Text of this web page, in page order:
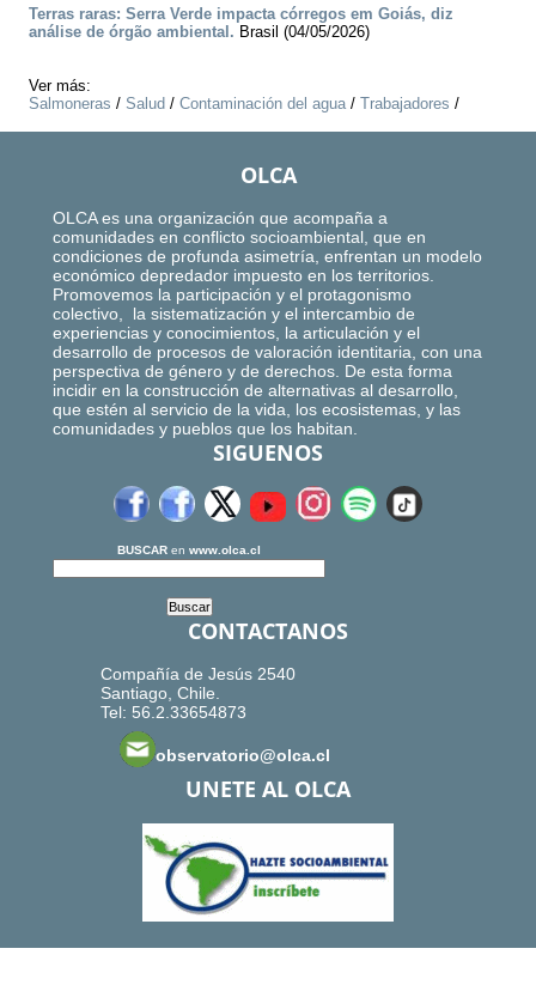
Terras raras: Serra Verde impacta córregos em Goiás, diz
análise de órgão ambiental. Brasil (04/05/2026)
Ver más:
Salmoneras / Salud / Contaminación del agua/ Trabajadores /
OLCA
OLCA es una organización que acompaña a
comunidades en conflicto socioambiental, que en
condiciones de profunda asimetría, enfrentan un modelo
económico depredador impuesto en los territorios.
Promovemos la participación y el protagonismo
colectivo, la sistematización y el intercambio de
experiencias y conocimientos, la articulación y el
desarrollo de procesos de valoración identitaria, con una
perspectiva de género y de derechos. De esta forma
incidir en la construcción de alternativas al desarrollo,
que estén al servicio de la vida, los ecosistemas, y las
comunidades y pueblos que los habitan.
SIGUENOS
BUSCAR en www.olca.cl
CONTACTANOS
Compañía de Jesús 2540
Santiago, Chile.
Tel: 56.2.33654873
observatorio@olca.cl
UNETE AL OLCA